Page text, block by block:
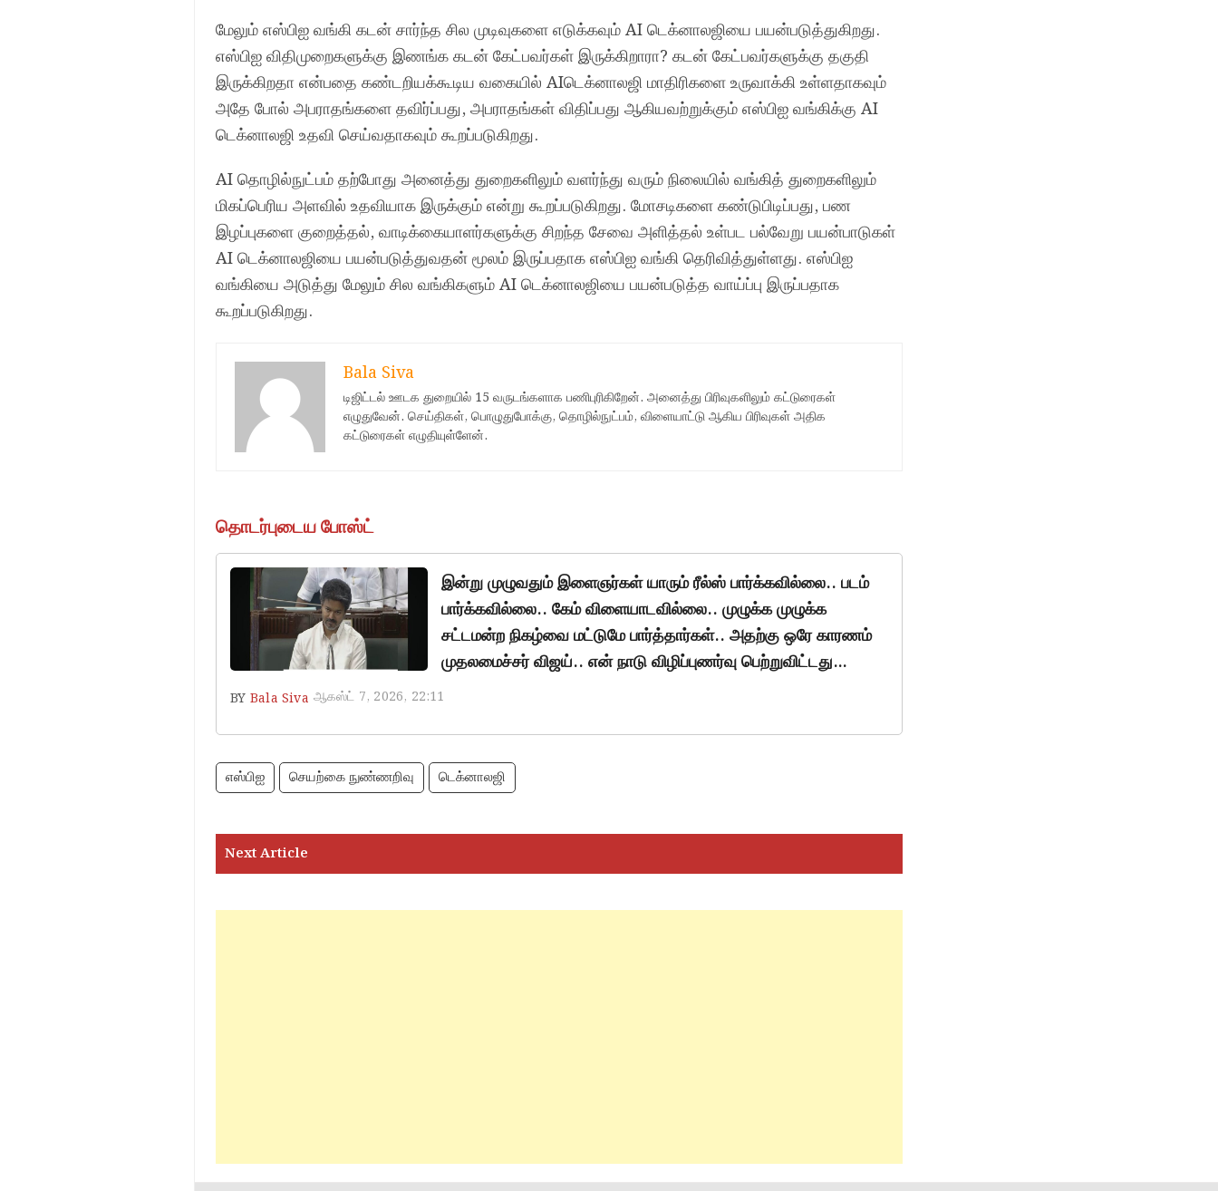
மேலும் எஸ்பிஐ வங்கி கடன் சார்ந்த சில முடிவுகளை எடுக்கவும் AI டெக்னாலஜியை பயன்படுத்துகிறது.
எஸ்பிஐ விதிமுறைகளுக்கு இணங்க கடன் கேட்பவர்கள் இருக்கிறாரா? கடன் கேட்பவர்களுக்கு தகுதி
இருக்கிறதா என்பதை கண்டறியக்கூடிய வகையில் AIடெக்னாலஜி மாதிரிகளை உருவாக்கி உள்ளதாகவும்
அதே போல் அபராதங்களை தவிர்ப்பது, அபராதங்கள் விதிப்பது ஆகியவற்றுக்கும் எஸ்பிஐ வங்கிக்கு AI
டெக்னாலஜி உதவி செய்வதாகவும் கூறப்படுகிறது.
AI தொழில்நுட்பம் தற்போது அனைத்து துறைகளிலும் வளர்ந்து வரும் நிலையில் வங்கித் துறைகளிலும்
மிகப்பெரிய அளவில் உதவியாக இருக்கும் என்று கூறப்படுகிறது. மோசடிகளை கண்டுபிடிப்பது, பண
இழப்புகளை குறைத்தல், வாடிக்கையாளர்களுக்கு சிறந்த சேவை அளித்தல் உள்பட பல்வேறு பயன்பாடுகள்
AI டெக்னாலஜியை பயன்படுத்துவதன் மூலம் இருப்பதாக எஸ்பிஐ வங்கி தெரிவித்துள்ளது. எஸ்பிஐ
வங்கியை அடுத்து மேலும் சில வங்கிகளும் AI டெக்னாலஜியை பயன்படுத்த வாய்ப்பு இருப்பதாக
கூறப்படுகிறது.
Bala Siva
டிஜிட்டல் ஊடக துறையில் 15 வருடங்களாக பணிபுரிகிறேன். அனைத்து பிரிவுகளிலும் கட்டுரைகள்
எழுதுவேன். செய்திகள், பொழுதுபோக்கு, தொழில்நுட்பம், விளையாட்டு ஆகிய பிரிவுகள் அதிக
கட்டுரைகள் எழுதியுள்ளேன்.
தொடர்புடைய போஸ்ட்
இன்று முழுவதும் இளைஞர்கள் யாரும் ரீல்ஸ் பார்க்கவில்லை.. படம்
பார்க்கவில்லை.. கேம் விளையாடவில்லை.. முழுக்க முழுக்க
சட்டமன்ற நிகழ்வை மட்டுமே பார்த்தார்கள்.. அதற்கு ஒரே காரணம்
முதலமைச்சர் விஜய்.. என் நாடு விழிப்புணர்வு பெற்றுவிட்டது…
BY Bala Siva ஆகஸ்ட் 7, 2026, 22:11
எஸ்பிஐ செயற்கை நுண்ணறிவு டெக்னாலஜி